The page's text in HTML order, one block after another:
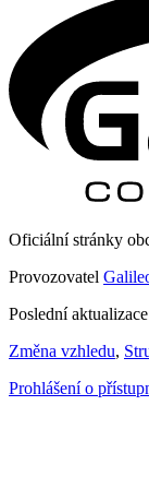
Oficiální stránky
Provozovatel
Poslední
Změna vzhledu,
Prohlášení o